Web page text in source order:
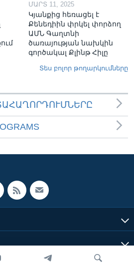
ՄԱՐՏ 11, 2025
Կյանքից հեռացել է
Քենեդիին փրկել փորձող
ԱՄՆ Գաղտնի
ծառայության նախկին
գործակալ Քլինթ Հիլը
Տես բոլոր թողարկումները